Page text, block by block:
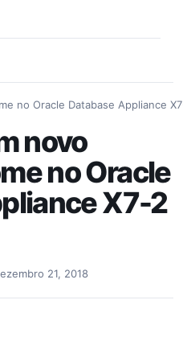
principal
no Oracle Database Appliance
novo
no Oracle
X7-2
21, 2018